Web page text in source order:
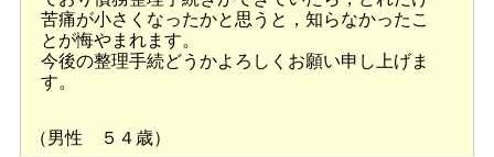
苦痛が小さくなったかと思うと，知らなかったこ
とが悔やまれます。
今後の整理手続どうかよろしくお願い申し上げま
す。
（男性 ５４歳）